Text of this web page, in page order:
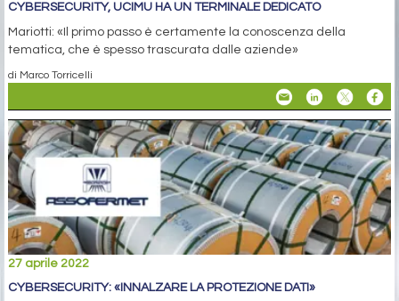
CYBERSECURITY, UCIMU HA UN TERMINALE DEDICATO
Mariotti: «Il primo passo è certamente la conoscenza della
tematica, che è spesso trascurata dalle aziende»
di Marco Torricelli
27 aprile 2022
CYBERSECURITY: «INNALZARE LA PROTEZIONE DATI»